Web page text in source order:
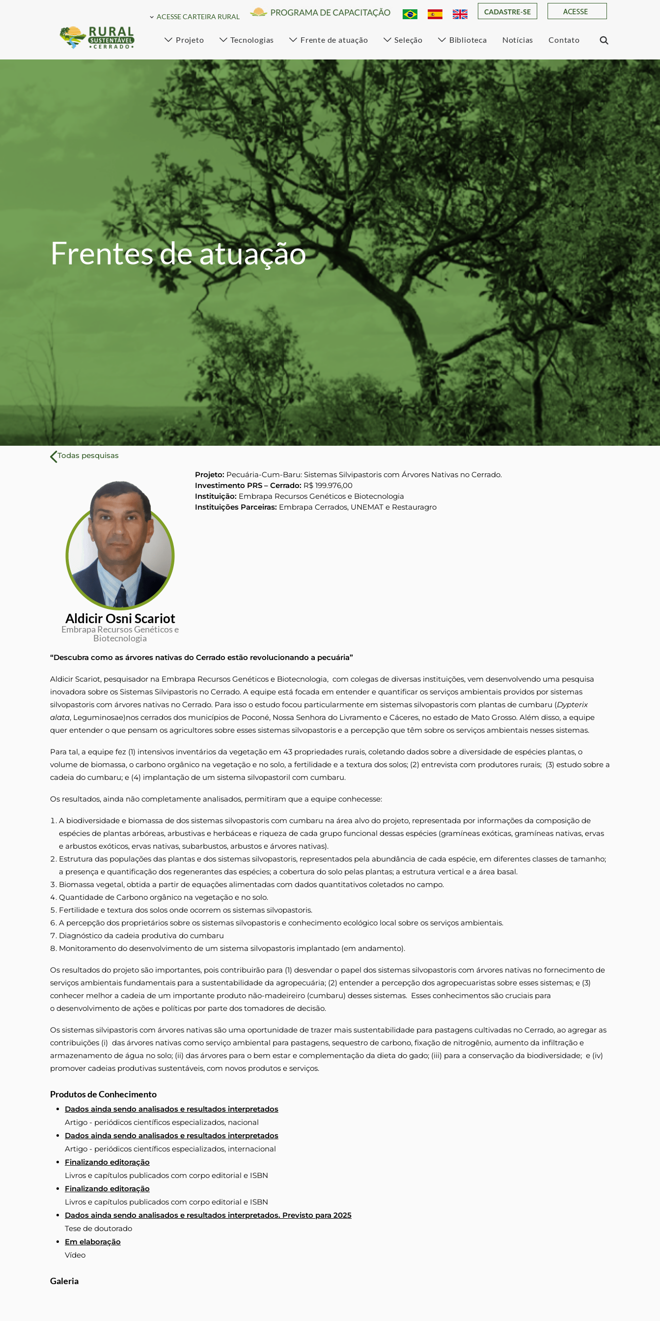
ACESSE CARTEIRA RURAL
Projeto Tecnologias Frente de atuação Seleção Biblioteca Notícias Contato
Frentes de atuação
Todas pesquisas
Aldicir Osni Scariot
Embrapa Recursos Genéticos e
Biotecnologia
Projeto: Pecuária-Cum-Baru: Sistemas Silvipastoris com Árvores Nativas no Cerrado.
Investimento PRS – Cerrado: R$ 199.976,00
Instituição: Embrapa Recursos Genéticos e Biotecnologia
Instituições Parceiras: Embrapa Cerrados, UNEMAT e Restauragro
“Descubra como as árvores nativas do Cerrado estão revolucionando a pecuária”
Aldicir Scariot, pesquisador na Embrapa Recursos Genéticos e Biotecnologia, com colegas de diversas instituições, vem desenvolvendo uma pesquisa
inovadora sobre os Sistemas Silvipastoris no Cerrado. A equipe está focada em entender e quantificar os serviços ambientais providos por sistemas
silvopastoris com árvores nativas no Cerrado. Para isso o estudo focou particularmente em sistemas silvopastoris com plantas de cumbaru (Dypterix
alata, Leguminosae)nos cerrados dos municípios de Poconé, Nossa Senhora do Livramento e Cáceres, no estado de Mato Grosso. Além disso, a equipe
quer entender o que pensam os agricultores sobre esses sistemas silvopastoris e a percepção que têm sobre os serviços ambientais nesses sistemas.
Para tal, a equipe fez (1) intensivos inventários da vegetação em 43 propriedades rurais, coletando dados sobre a diversidade de espécies plantas, o
volume de biomassa, o carbono orgânico na vegetação e no solo, a fertilidade e a textura dos solos; (2) entrevista com produtores rurais; (3) estudo sobre a
cadeia do cumbaru; e (4) implantação de um sistema silvopastoril com cumbaru.
Os resultados, ainda não completamente analisados, permitiram que a equipe conhecesse:
A biodiversidade e biomassa de dos sistemas silvopastoris com cumbaru na área alvo do projeto, representada por informações da composição de
espécies de plantas arbóreas, arbustivas e herbáceas e riqueza de cada grupo funcional dessas espécies (gramíneas exóticas, gramíneas nativas, ervas
e arbustos exóticos, ervas nativas, subarbustos, arbustos e árvores nativas).
Estrutura das populações das plantas e dos sistemas silvopastoris, representados pela abundância de cada espécie, em diferentes classes de tamanho;
a presença e quantificação dos regenerantes das espécies; a cobertura do solo pelas plantas; a estrutura vertical e a área basal.
Biomassa vegetal, obtida a partir de equações alimentadas com dados quantitativos coletados no campo.
Quantidade de Carbono orgânico na vegetação e no solo.
Fertilidade e textura dos solos onde ocorrem os sistemas silvopastoris.
A percepção dos proprietários sobre os sistemas silvopastoris e conhecimento ecológico local sobre os serviços ambientais.
Diagnóstico da cadeia produtiva do cumbaru
Monitoramento do desenvolvimento de um sistema silvopastoris implantado (em andamento).
Os resultados do projeto são importantes, pois contribuirão para (1) desvendar o papel dos sistemas silvopastoris com árvores nativas no fornecimento de
serviços ambientais fundamentais para a sustentabilidade da agropecuária; (2) entender a percepção dos agropecuaristas sobre esses sistemas; e (3)
conhecer melhor a cadeia de um importante produto não-madeireiro (cumbaru) desses sistemas. Esses conhecimentos são cruciais para
o desenvolvimento de ações e políticas por parte dos tomadores de decisão.
Os sistemas silvipastoris com árvores nativas são uma oportunidade de trazer mais sustentabilidade para pastagens cultivadas no Cerrado, ao agregar as
contribuições (i) das árvores nativas como serviço ambiental para pastagens, sequestro de carbono, fixação de nitrogênio, aumento da infiltração e
armazenamento de água no solo; (ii) das árvores para o bem estar e complementação da dieta do gado; (iii) para a conservação da biodiversidade; e (iv)
promover cadeias produtivas sustentáveis, com novos produtos e serviços.
Produtos de Conhecimento
Dados ainda sendo analisados e resultados interpretados
Artigo - periódicos científicos especializados, nacional
Dados ainda sendo analisados e resultados interpretados
Artigo - periódicos científicos especializados, internacional
Finalizando editoração
Livros e capítulos publicados com corpo editorial e ISBN
Finalizando editoração
Livros e capítulos publicados com corpo editorial e ISBN
Dados ainda sendo analisados e resultados interpretados. Previsto para 2025
Tese de doutorado
Em elaboração
Vídeo
Galeria